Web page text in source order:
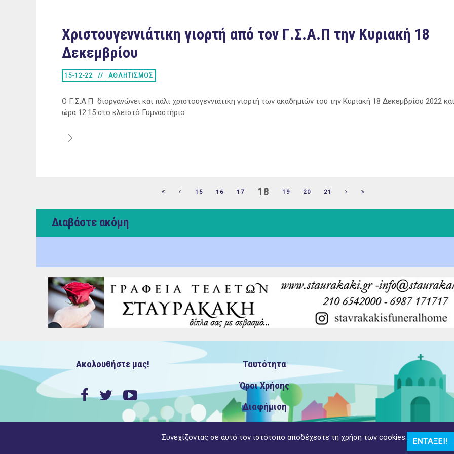
Χριστουγεννιάτικη γιορτή από τον Γ.Σ.Α.Π την Κυριακή 18
Δεκεμβρίου
15-12-22 ΑΘΛΗΤΙΣΜΟΣ
Ο Γ.Σ.Α.Π διοργανώνει και πάλι χριστουγεννιάτικη γιορτή των ακαδημιών του την Κυριακή 18 Δεκεμβρίου 2022 και
ώρα 12.15 στο κλειστό Γυμναστήριο
15 16 17 18 19 20 21
Διαβάστε ακόμη
Ακολουθήστε μας!
Ταυτότητα
Όροι Χρήσης
Διαφήμιση
Συνεχίζοντας σε αυτό τον ιστότοπο αποδέχεστε τη χρήση των cookies. ΕΝΤΆΞΕΙ!